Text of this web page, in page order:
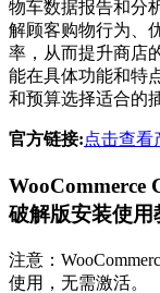
物车数据报告和分
解顾客购物行为、
率，从而提升商店
能在具体功能和特
和预算选择适合的
官方链接:点击查看
WooCommerce
破解版安装使
注意：
使用，无需激活。